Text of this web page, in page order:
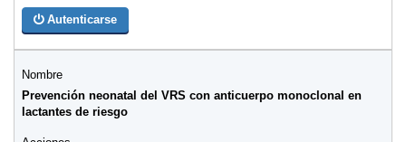
Autenticarse
Prevención neonatal del VRS con anticuerpo monoclonal en
lactantes de riesgo